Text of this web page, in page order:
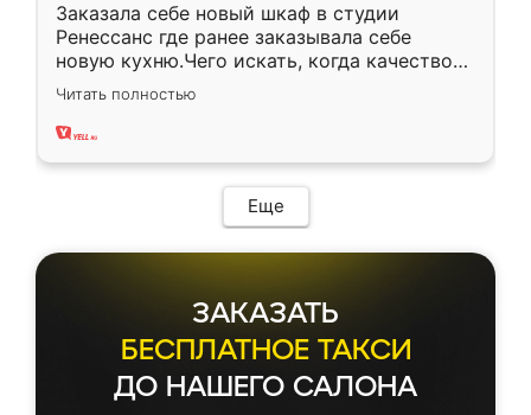
Заказала себе новый шкаф в студии
Ренессанс где ранее заказывала себе
новую кухню.Чего искать, когда качеством
вполне довольна. Служит кухня уже почти
два года, нареканий нет.
Читать полностью
Еще
ЗАКАЗАТЬ
БЕСПЛАТНОЕ ТАКСИ
ДО НАШЕГО САЛОНА